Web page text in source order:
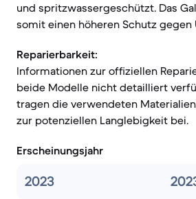
und spritzwassergeschützt. Das
somit einen höheren Schutz
Reparierbarkeit:
Informationen zur offiziellen
beide Modelle nicht detailliert
tragen die verwendeten
zur potenziellen Langlebigkeit bei.
Erscheinungsjahr
2023